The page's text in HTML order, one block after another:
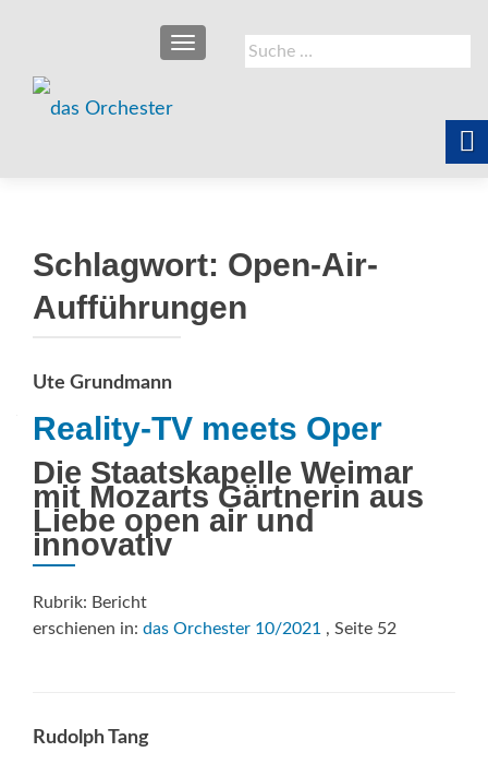
Suche
nach:
SCHALTE NAVIGATION
Schlagwort: Open-Air-
Aufführungen
Ute Grundmann
Reality-TV meets Oper
Die Staatskapelle Weimar
mit Mozarts Gärtnerin aus
Liebe open air und
innovativ
Rubrik: Bericht
erschienen in: das Orchester 10/2021 , Seite 52
Rudolph Tang